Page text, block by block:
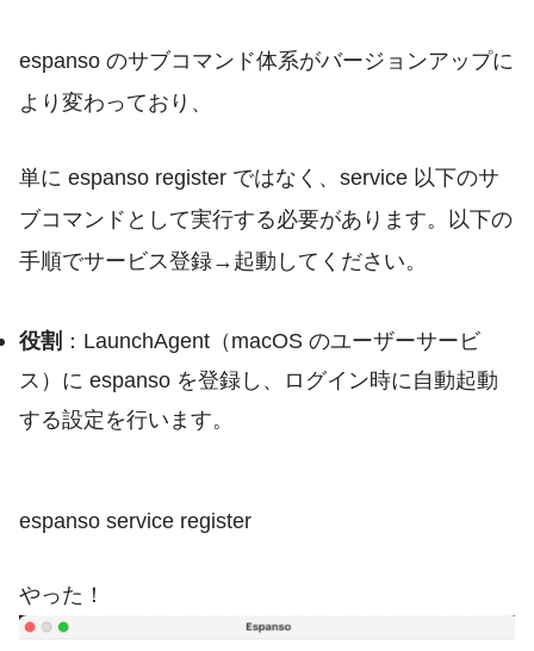
espanso のサブコマンド体系がバージョンアップに
より変わっており、
単に espanso register ではなく、 service 以下のサ
ブコマンドとして実行する必要があります。以下の
手順でサービス登録→起動してください。
役割 ：LaunchAgent（macOS のユーザーサービ
ス）に espanso を登録し、ログイン時に自動起動
する設定を行います。
espanso service register
やった！